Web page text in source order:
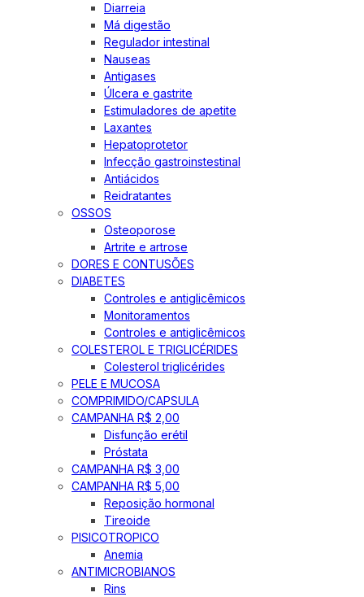
Diarreia
Má digestão
Regulador intestinal
Nauseas
Antigases
Úlcera e gastrite
Estimuladores de apetite
Laxantes
Hepatoprotetor
Infecção gastroinstestinal
Antiácidos
Reidratantes
OSSOS
Osteoporose
Artrite e artrose
DORES E CONTUSÕES
DIABETES
Controles e antiglicêmicos
Monitoramentos
Controles e antiglicêmicos
COLESTEROL E TRIGLICÉRIDES
Colesterol triglicérides
PELE E MUCOSA
COMPRIMIDO/CAPSULA
CAMPANHA R$ 2,00
Disfunção erétil
Próstata
CAMPANHA R$ 3,00
CAMPANHA R$ 5,00
Reposição hormonal
Tireoide
PISICOTROPICO
Anemia
ANTIMICROBIANOS
Rins